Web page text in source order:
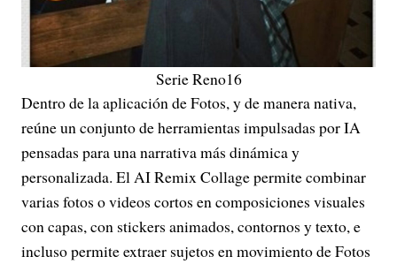
Serie Reno16
Dentro de la aplicación de Fotos, y de manera nativa,
reúne un conjunto de herramientas impulsadas por IA
pensadas para una narrativa más dinámica y
personalizada. El AI Remix Collage permite combinar
varias fotos o videos cortos en composiciones visuales
con capas, con stickers animados, contornos y texto, e
incluso permite extraer sujetos en movimiento de Fotos